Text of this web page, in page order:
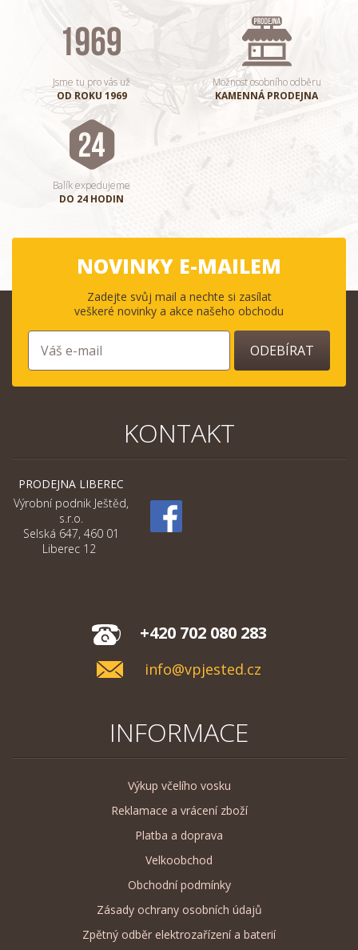
Jsme tu pro vás už
OD ROKU 1969
Možnost osobního odběru
KAMENNÁ PRODEJNA
Balík expedujeme
DO 24 HODIN
NOVINKY E-MAILEM
Zadejte svůj mail a nechte si zasílat
veškeré novinky a akce našeho obchodu
ODEBÍRAT
KONTAKT
PRODEJNA LIBEREC
Výrobní podnik Ještěd,
s.r.o.
Selská 647, 460 01
Liberec 12
+420 702 080 283
info@vpjested.cz
INFORMACE
Výkup včelího vosku
Reklamace a vrácení zboží
Platba a doprava
Velkoobchod
Obchodní podmínky
Zásady ochrany osobních údajů
Zpětný odběr elektrozařízení a baterií